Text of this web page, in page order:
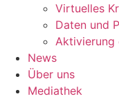
Virtuelles
Daten und
Aktivierung
News
Über uns
Mediathek